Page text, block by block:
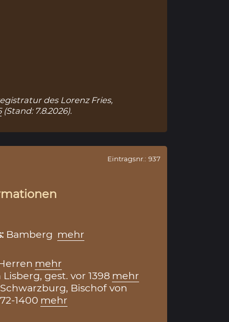
des Lorenz Fries,
(Stand: 7.8.2026).
Eintragsnr.: 937
Bamberg mehr
mehr
gest. vor 1398 mehr
Bischof von
1400 mehr